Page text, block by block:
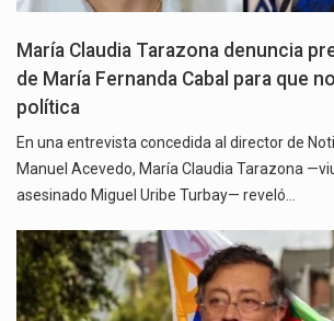
María Claudia Tarazona denuncia
de María Fernanda Cabal para que
política
En una entrevista concedida al director de
Manuel Acevedo, María Claudia Tarazona
asesinado Miguel Uribe Turbay— reveló…